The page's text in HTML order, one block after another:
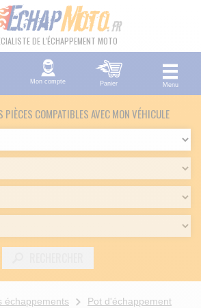
DE L'ÉCHAPPEMENT MOTO
Mon compte Panier Menu
PIÈCES COMPATIBLES AVEC MON VÉHICULE
échappements
Pot d'échappement